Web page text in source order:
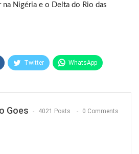
Nigéria e o Delta do Rio das
Twitter WhatsApp
Goes 4021 Posts 0 Comments